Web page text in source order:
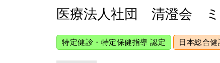
医療法人社団 清澄会 ミ
特定健診・特定保健指導 認定 日本総合